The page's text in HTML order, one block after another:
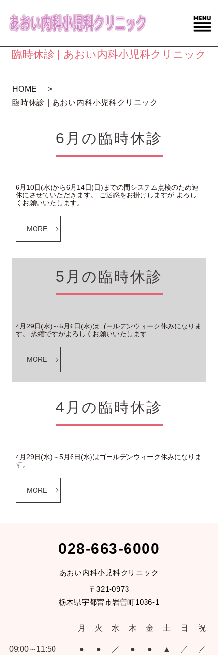
臨時休診 | あおい内科小児科クリニック
HOME
臨時休診 | あおい内科小児科クリニック
6月の臨時休診
6月10日(水)から6月14日(日)までの間システム点検のため連
休にさせていただきます。 ご迷惑をお掛けしますが よろし
くお願いいたします。
MORE
5月の臨時休診
4月29日(水)～5月6日(水)はゴールデンウィーク休みになりま
す。 恐縮ですがよろしくお願いいたします
MORE
4月の臨時休診
4月29日(水)～5月6日(水)はゴールデンウィーク休みになりま
す。
MORE
028-663-6000
あおい内科小児科クリニック
〒321-0973
栃木県宇都宮市岩曽町1086-1
月 火 水 木 金 土 日 祝
09:00～11:50 ● ● ／ ● ● ▲ ／ ／